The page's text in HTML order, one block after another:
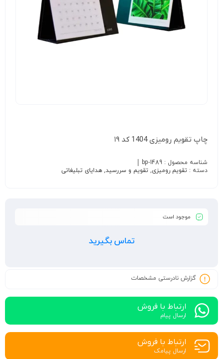
چاپ تقویم رومیزی 1404 کد ۱۹
شناسه محصول : bp-1489
دسته : تقویم رومیزی, تقویم و سررسید, هدایای تبلیغاتی
موجود است
تماس بگیرید
گزارش نادرستی مشخصات
ارتباط با فروش
ارسال پیام
ارتباط با فروش
ارسال پیامک